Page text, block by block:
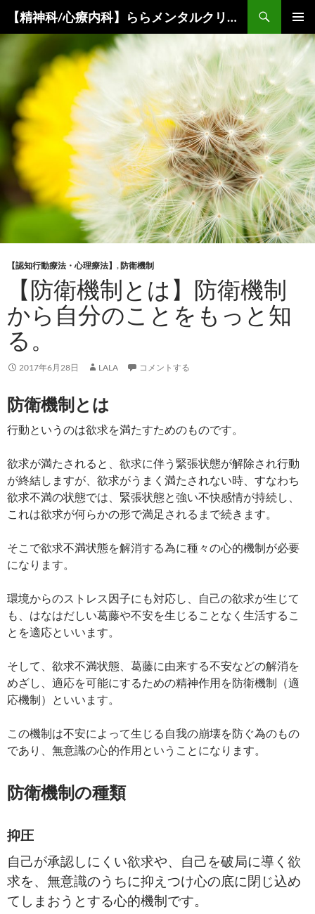
テ
へ
ス
キ
【精神科/心療内科】ららメンタルクリニック
メインメ
ニュー
【認知行動療法・心理療法】 ,防衛機制
【防衛機制とは】防衛機制
から自分のことをもっと知
る。
2017年6月28日 LALA コメントする
防衛機制とは
行動というのは欲求を満たすためのものです。
欲求が満たされると、欲求に伴う緊張状態が解除され行動
が終結しますが、欲求がうまく満たされない時、すなわち
欲求不満の状態では、緊張状態と強い不快感情が持続し、
これは欲求が何らかの形で満足されるまで続きます。
そこで欲求不満状態を解消する為に種々の心的機制が必要
になります。
環境からのストレス因子にも対応し、自己の欲求が生じて
も、はなはだしい葛藤や不安を生じることなく生活するこ
とを適応といいます。
そして、欲求不満状態、葛藤に由来する不安などの解消を
めざし、適応を可能にするための精神作用を防衛機制（適
応機制）といいます。
この機制は不安によって生じる自我の崩壊を防ぐ為のもの
であり、無意識の心的作用ということになります。
防衛機制の種類
抑圧
自己が承認しにくい欲求や、自己を破局に導く欲
求を、無意識のうちに抑えつけ心の底に閉じ込め
てしまおうとする心的機制です。